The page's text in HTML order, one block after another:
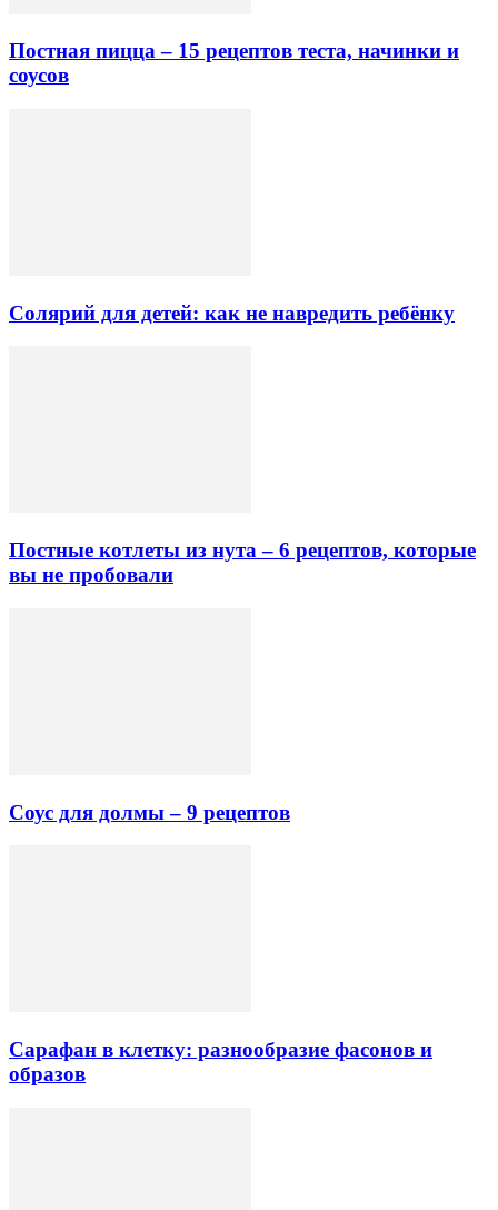
Постная пицца – 15 рецептов теста, начинки и
соусов
Солярий для детей: как не навредить ребёнку
Постные котлеты из нута – 6 рецептов, которые
вы не пробовали
Соус для долмы – 9 рецептов
Сарафан в клетку: разнообразие фасонов и
образов